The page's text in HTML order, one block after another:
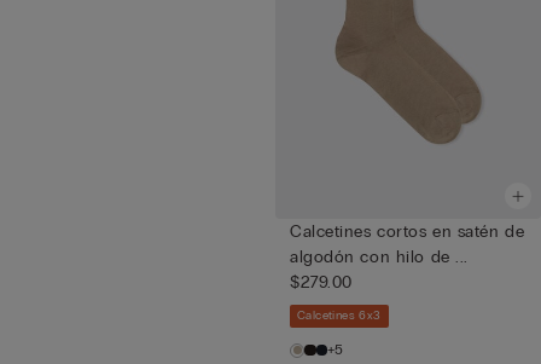
Calcetines cortos en satén de
algodón con hilo de ...
$279.00
Calcetines 6x3
+5